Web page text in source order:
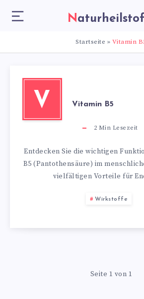
Startseite » Vitamin
V Vitamin B5
2 Min Lesezeit
Entdecken Sie die wichtigen
B5 (Pantothensäure) im
vielfältigen Vorteile für
Wirkstoffe
Seite 1 von 1